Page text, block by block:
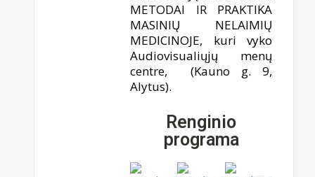
METODAI IR PRAKTIKA
MASINIŲ NELAIMIŲ
MEDICINOJE, kuri vyko
Audiovisualiųjų menų
centre, (Kauno g. 9,
Alytus).
Renginio
programa